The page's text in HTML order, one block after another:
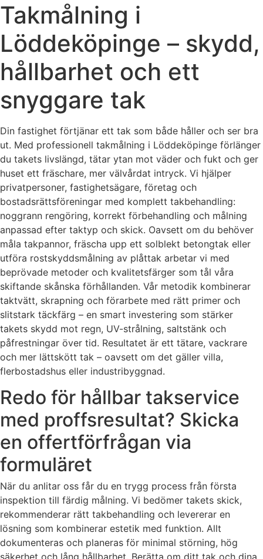
Takmålning i
Löddeköpinge – skydd,
hållbarhet och ett
snyggare tak
Din fastighet förtjänar ett tak som både håller och ser bra
ut. Med professionell takmålning i Löddeköpinge förlänger
du takets livslängd, tätar ytan mot väder och fukt och ger
huset ett fräschare, mer välvårdat intryck. Vi hjälper
privatpersoner, fastighetsägare, företag och
bostadsrättsföreningar med komplett takbehandling:
noggrann rengöring, korrekt förbehandling och målning
anpassad efter taktyp och skick. Oavsett om du behöver
måla takpannor, fräscha upp ett solblekt betongtak eller
utföra rostskyddsmålning av plåttak arbetar vi med
beprövade metoder och kvalitetsfärger som tål våra
skiftande skånska förhållanden. Vår metodik kombinerar
taktvätt, skrapning och förarbete med rätt primer och
slitstark täckfärg – en smart investering som stärker
takets skydd mot regn, UV-strålning, saltstänk och
påfrestningar över tid. Resultatet är ett tätare, vackrare
och mer lättskött tak – oavsett om det gäller villa,
flerbostadshus eller industribyggnad.
Redo för hållbar takservice
med proffsresultat? Skicka
en offertförfrågan via
formuläret
När du anlitar oss får du en trygg process från första
inspektion till färdig målning. Vi bedömer takets skick,
rekommenderar rätt takbehandling och levererar en
lösning som kombinerar estetik med funktion. Allt
dokumenteras och planeras för minimal störning, hög